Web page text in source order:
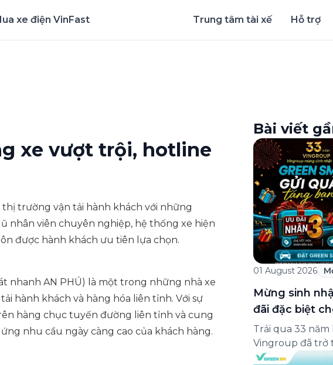
xe điện VinFast Trung tâm tài xế Hỗ trợ
xe vượt trội, hotline
trường vận tải hành khách với những
nhân viên chuyên nghiệp, hệ thống xe hiện
được hành khách ưu tiên lựa chọn.
nhanh AN PHÚ) là một trong những nhà xe
hành khách và hàng hóa liên tỉnh. Với sự
hàng chục tuyến đường liên tỉnh và cung
nhu cầu ngày càng cao của khách hàng.
Bài viết
01 August 2026
Mừng sinh
đãi đặc biệt
Trải qua 33
Vingroup đã trở
nhân đa ngành